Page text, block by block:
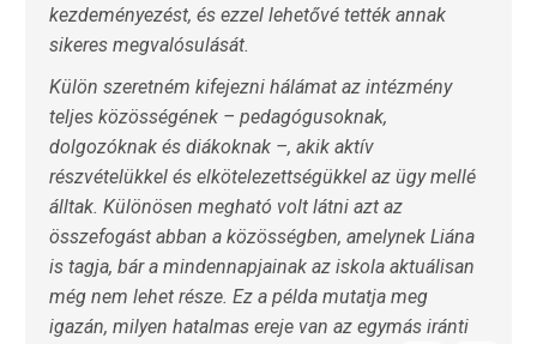
kezdeményezést, és ezzel lehetővé tették annak
sikeres megvalósulását.
Külön szeretném kifejezni hálámat az intézmény
teljes közösségének – pedagógusoknak,
dolgozóknak és diákoknak –, akik aktív
részvételükkel és elkötelezettségükkel az ügy mellé
álltak. Különösen megható volt látni azt az
összefogást abban a közösségben, amelynek Liána
is tagja, bár a mindennapjainak az iskola aktuálisan
még nem lehet része. Ez a példa mutatja meg
igazán, milyen hatalmas ereje van az egymás iránti